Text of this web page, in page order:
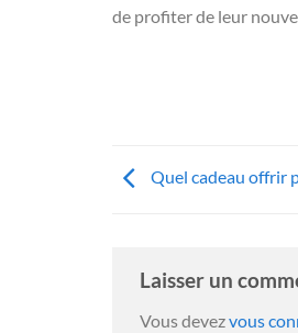
de profiter de leur
Quel cadeau offrir
Laisser un
Vous devezvous